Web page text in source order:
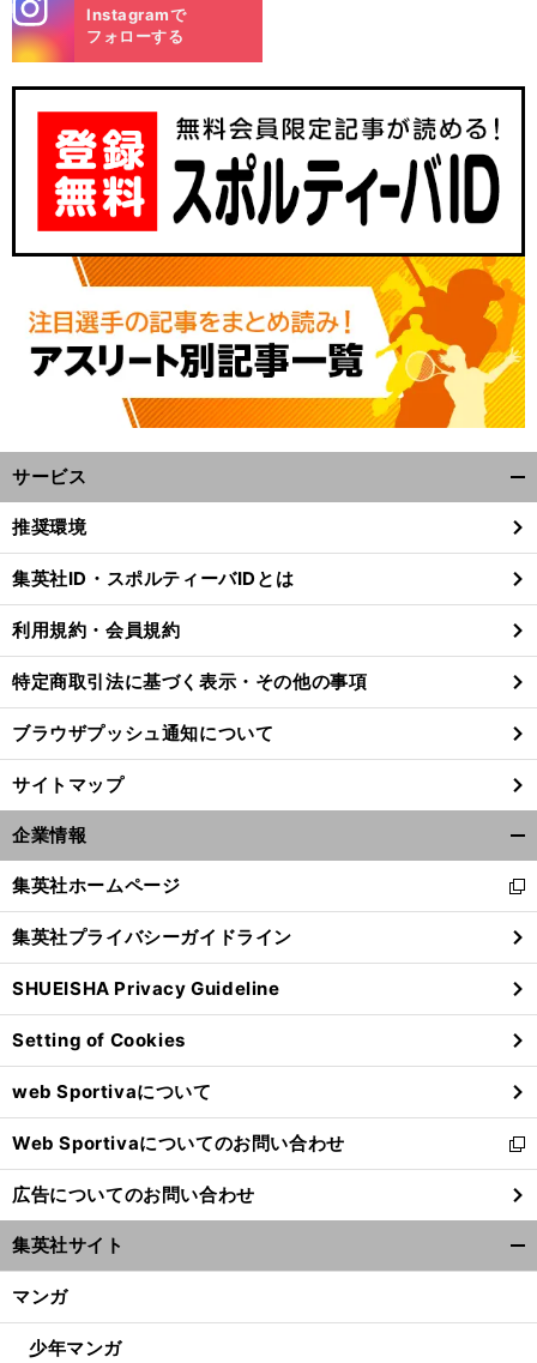
中
」
・
へ
m
Instagramで
フォローする
サービス
閉
る
推奨環境
集英社ID・スポルティーバIDとは
利用規約・会員規約
特定商取引法に基づく表示・その他の事項
ブラウザプッシュ通知について
サイトマップ
企業情報
閉
る
集英社ホームページ
新
し
い
ウ
ィ
ン
ド
ウ
で
開
く
集英社プライバシーガイドライン
SHUEISHA Privacy Guideline
Setting of Cookies
web Sportivaについて
Web Sportivaについてのお問い合わせ
新
し
い
ウ
ィ
ン
ウ
広告についてのお問い合わせ
集英社サイト
マンガ
少年マンガ